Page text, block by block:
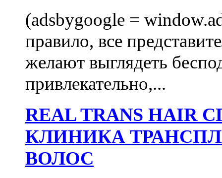
(adsbygoogle =
правило, все
желают выглядеть
привлекательно,...
REAL TRANS
КЛИНИКА
ВОЛОС